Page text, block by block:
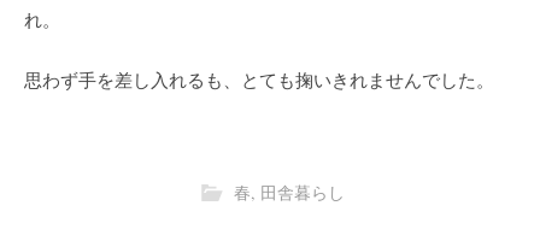
れ。
思わず手を差し入れるも、とても掬いきれませんでした。
春, 田舎暮らし